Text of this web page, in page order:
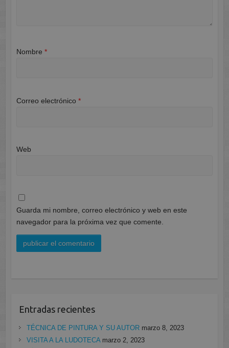
Nombre *
Correo electrónico *
Web
Guarda mi nombre, correo electrónico y web en este
navegador para la próxima vez que comente.
Entradas recientes
TÉCNICA DE PINTURA Y SU AUTOR marzo 8, 2023
VISITA A LA LUDOTECA marzo 2, 2023